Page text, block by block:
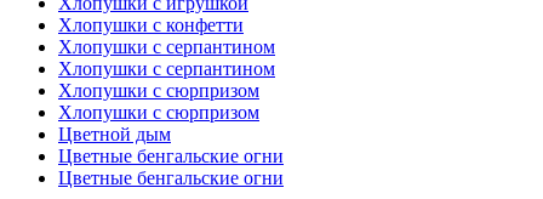
Хлопушки с конфетти
Хлопушки с серпантином
Хлопушки с серпантином
Хлопушки с сюрпризом
Хлопушки с сюрпризом
Цветной дым
Цветные бенгальские огни
Цветные бенгальские огни